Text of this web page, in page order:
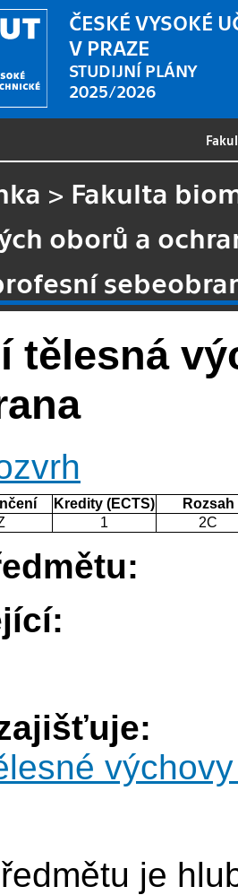
ČESKÉ VYSOKÉ
V PRAZE
STUDIJNÍ PLÁNY
2025/2026
> Fakulta
oborů a
tělesná
Kredity (ECTS)
Rozsah
1 2C
je